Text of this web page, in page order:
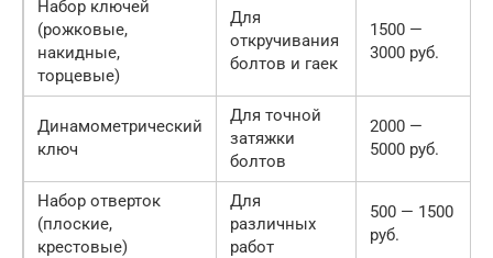
Набор ключей
(рожковые,
накидные,
торцевые)
Для
откручивания
болтов и гаек
1500 —
3000 руб.
Динамометрический
ключ
Для точной
затяжки
болтов
2000 —
5000 руб.
Набор отверток
(плоские,
крестовые)
Для
различных
работ
500 — 1500
руб.